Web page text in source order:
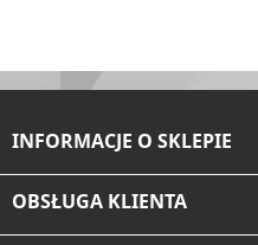
INFORMACJE O SKLEPIE
OBSŁUGA KLIENTA